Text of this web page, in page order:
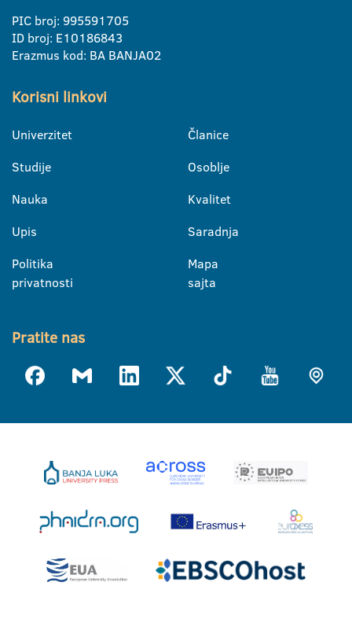
PIC broj: 995591705
ID broj: E10186843
Erazmus kod: BA BANJA02
Korisni linkovi
Univerzitet
Studije
Nauka
Upis
Politika
privatnosti
Članice
Osoblje
Kvalitet
Saradnja
Mapa
sajta
Pratite nas